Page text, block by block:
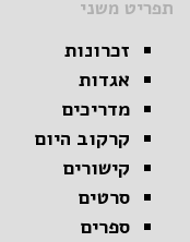
תפריט משני
זכרונות
אגדות
מדריכים
קרקוב היום
קישורים
סרטים
ספרים